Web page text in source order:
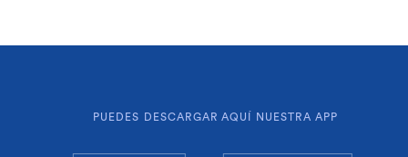
PUEDES DESCARGAR AQUÍ NUESTRA APP